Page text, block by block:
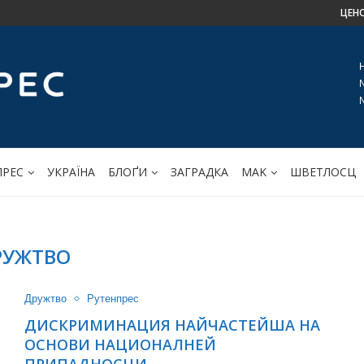
УКРАЇНА БЛОҐИ ЗАГРАДКА МАK ШВЕТЛОСЦ
Дружтво Рутенпрес
ДИСКРИМИНАЦИЯ НАЙЧАСТЕЙША НА
ОСНОВИ НАЦИОНАЛНЕЙ